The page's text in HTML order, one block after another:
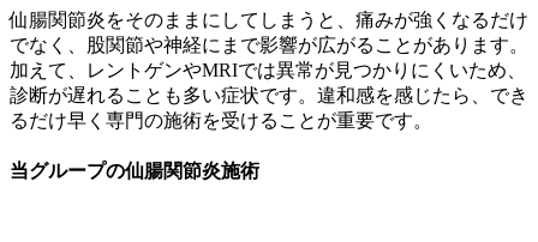
仙腸関節炎をそのままにしてしまうと、痛みが強くなるだけ
でなく、股関節や神経にまで影響が広がることがあります。
加えて、レントゲンやMRIでは異常が見つかりにくいため、
診断が遅れることも多い症状です。違和感を感じたら、でき
るだけ早く専門の施術を受けることが重要です。
当グループの仙腸関節炎施術